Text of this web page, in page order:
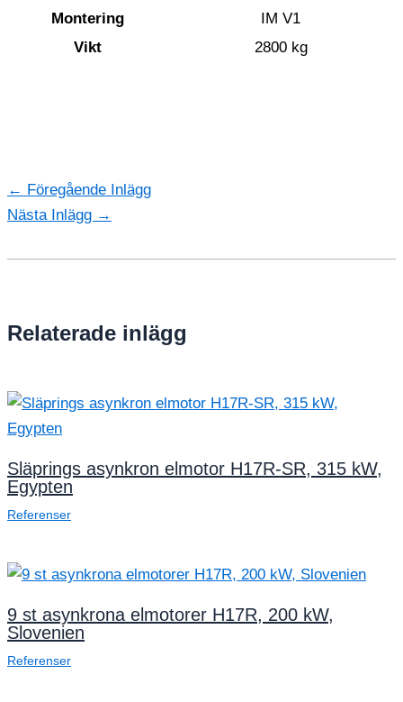
Montering
IM V1
Vikt
2800 kg
← Föregående Inlägg
Nästa Inlägg →
Relaterade inlägg
Släprings asynkron elmotor H17R-SR, 315 kW,
Egypten
Referenser
9 st asynkrona elmotorer H17R, 200 kW,
Slovenien
Referenser